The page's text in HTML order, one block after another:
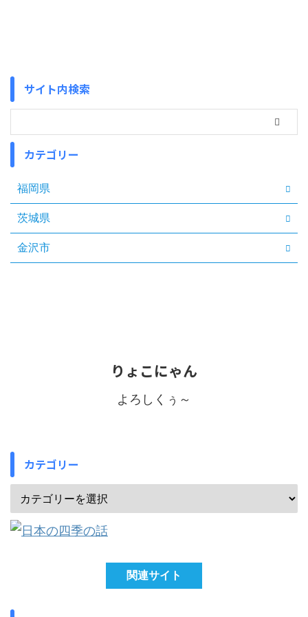
サイト内検索
カテゴリー
福岡県
茨城県
金沢市
りょこにゃん
よろしくぅ～
カテゴリー
関連サイト